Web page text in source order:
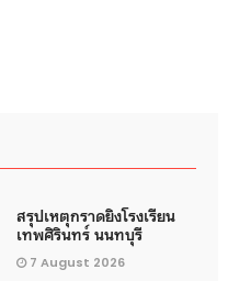
สรุปเหตุกราดยิงโรงเรียน
เทพศิรินทร์ นนทบุรี
7 August 2026